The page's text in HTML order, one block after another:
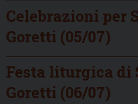
Celebrazioni per
Goretti (05/07)
Festa liturgica di
Goretti (06/07)